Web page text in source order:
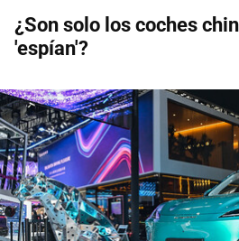
¿Son solo los coches
'espían'?